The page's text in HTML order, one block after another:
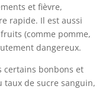
et fièvre,
rapide. Il est aussi
(comme pomme,
dangereux.
certains bonbons et
de sucre sanguin,